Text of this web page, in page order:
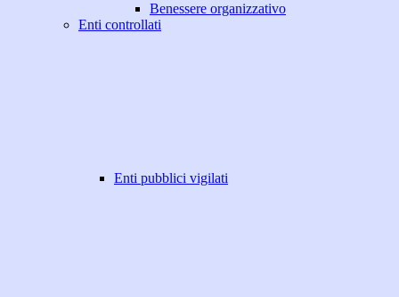
Benessere organizzativo
Enti controllati
Enti pubblici vigilati